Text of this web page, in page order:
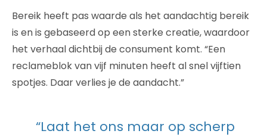
Bereik heeft pas waarde als het aandachtig bereik
is en is gebaseerd op een sterke creatie, waardoor
het verhaal dichtbij de consument komt. “Een
reclameblok van vijf minuten heeft al snel vijftien
spotjes. Daar verlies je de aandacht.”
“Laat het ons maar op scherp